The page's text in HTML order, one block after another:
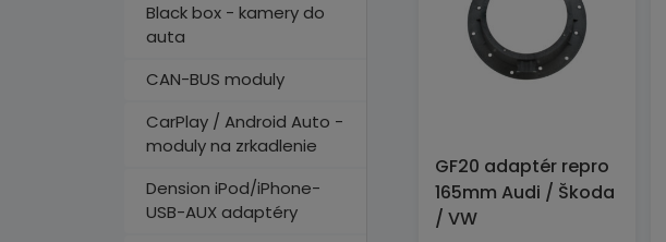
Black box - kamery do
auta
CAN-BUS moduly
CarPlay / Android Auto -
moduly na zrkadlenie
Dension iPod/iPhone-
USB-AUX adaptéry
GF20 adaptér repro
165mm Audi / Škoda
/ VW